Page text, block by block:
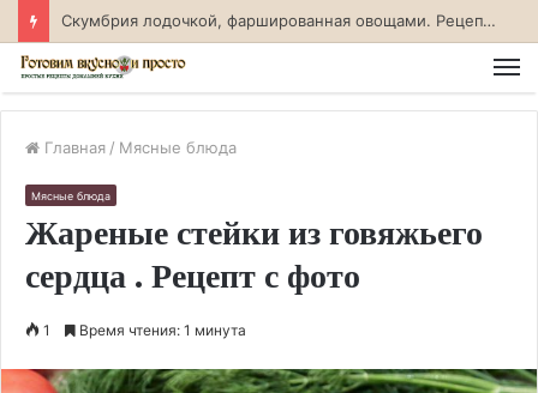
Скумбрия лодочкой, фаршированная овощами. Рецепт с фото
Главная / Мясные блюда
Мясные блюда
Жареные стейки из говяжьего
сердца . Рецепт с фото
1 Время чтения: 1 минута